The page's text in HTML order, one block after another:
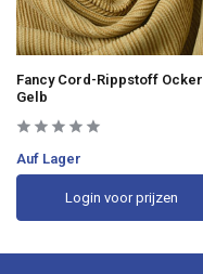
Fancy Cord-Rippstoff Ocker
Gelb
Auf Lager
Login voor prijzen